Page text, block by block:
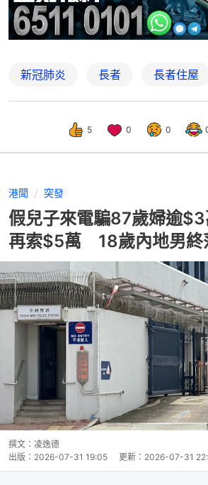
新冠肺炎 長者 長者住屋
5 0 0
港聞 突發
假兒子來電騙87歲婦逾
再索$5萬 18歲內地男終
撰文： 凌逸德
出版： 2026-07-31 19:05 更新： 2026-07-31